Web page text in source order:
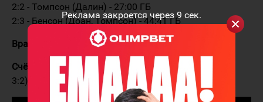
Реклама закроется через9 сек.
2:2 - Томпсон (Далин) - 27:00 ГБ
2:3 - Бенсон (Доан, Томпсон) - 44:41 ГБ
Вратари: Добес - Луукконен
Счёт в серии: Баффало - Монреаль 2:2 (4:2, 1:5, 2:6,
3:2)